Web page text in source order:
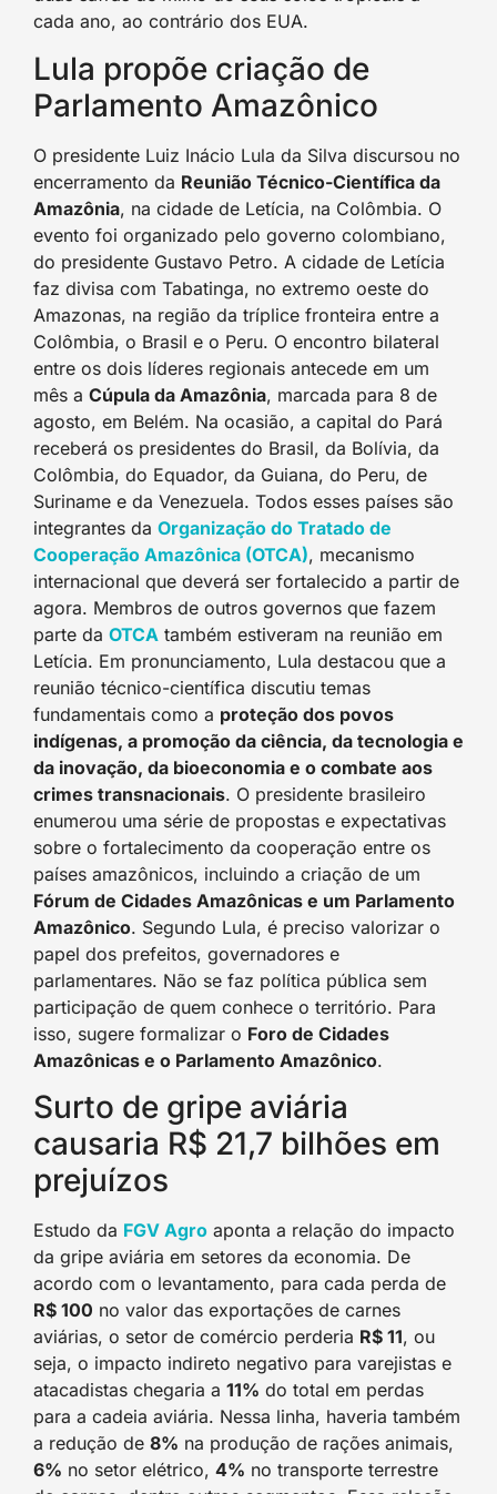
cada ano, ao contrário dos EUA.
Lula propõe criação de
Parlamento Amazônico
O presidente Luiz Inácio Lula da Silva discursou no
encerramento da Reunião Técnico-Científica da
Amazônia, na cidade de Letícia, na Colômbia. O
evento foi organizado pelo governo colombiano,
do presidente Gustavo Petro. A cidade de Letícia
faz divisa com Tabatinga, no extremo oeste do
Amazonas, na região da tríplice fronteira entre a
Colômbia, o Brasil e o Peru. O encontro bilateral
entre os dois líderes regionais antecede em um
mês a Cúpula da Amazônia, marcada para 8 de
agosto, em Belém. Na ocasião, a capital do Pará
receberá os presidentes do Brasil, da Bolívia, da
Colômbia, do Equador, da Guiana, do Peru, de
Suriname e da Venezuela. Todos esses países são
integrantes da Organização do Tratado de
Cooperação Amazônica (OTCA), mecanismo
internacional que deverá ser fortalecido a partir de
agora. Membros de outros governos que fazem
parte da OTCA também estiveram na reunião em
Letícia. Em pronunciamento, Lula destacou que a
reunião técnico-científica discutiu temas
fundamentais como a proteção dos povos
indígenas, a promoção da ciência, da tecnologia e
da inovação, da bioeconomia e o combate aos
crimes transnacionais. O presidente brasileiro
enumerou uma série de propostas e expectativas
sobre o fortalecimento da cooperação entre os
países amazônicos, incluindo a criação de um
Fórum de Cidades Amazônicas e um Parlamento
Amazônico. Segundo Lula, é preciso valorizar o
papel dos prefeitos, governadores e
parlamentares. Não se faz política pública sem
participação de quem conhece o território. Para
isso, sugere formalizar o Foro de Cidades
Amazônicas e o Parlamento Amazônico.
Surto de gripe aviária
causaria R$ 21,7 bilhões em
prejuízos
Estudo da FGV Agro aponta a relação do impacto
da gripe aviária em setores da economia. De
acordo com o levantamento, para cada perda de
R$ 100 no valor das exportações de carnes
aviárias, o setor de comércio perderia R$ 11, ou
seja, o impacto indireto negativo para varejistas e
atacadistas chegaria a 11% do total em perdas
para a cadeia aviária. Nessa linha, haveria também
a redução de 8% na produção de rações animais,
6% no setor elétrico, 4% no transporte terrestre